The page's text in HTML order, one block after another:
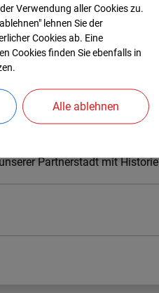
Partnerstadt mit Historie
Verwendung aller Cookies zu.
lehnen Sie der
Cookies ab. Eine
Cookies finden Sie ebenfalls in
Alle ablehnen